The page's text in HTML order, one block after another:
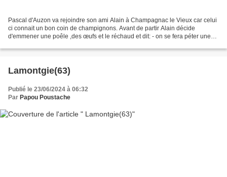
Pascal d'Auzon va rejoindre son ami Alain à Champagnac le Vieux car celui
ci connait un bon coin de champignons. Avant de partir Alain décide
d'emmener une poêle ,des œufs et le réchaud et dit: - on se fera péter une
Lamontgie(63)
Publié le 23/06/2024 à 06:32
Par Papou Poustache